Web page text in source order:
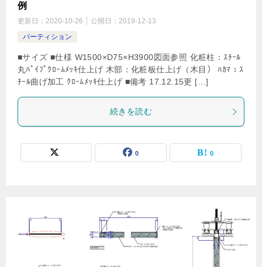
例
更新日： 2020-10-26 公開日： 2019-12-13
パーティション
■サイズ ■仕様 W1500×D75×H3900図面参照 化粧柱：ｽﾁｰﾙ
丸ﾊﾟｲﾌﾟｸﾛｰﾑﾒｯｷ仕上げ 木部：化粧板仕上げ（木目） ﾊｶﾏ：ｽ
ﾁｰﾙ曲げ加工 ｸﾛｰﾑﾒｯｷ仕上げ ■備考 17.12.15更 […]
続きを読む
0 0